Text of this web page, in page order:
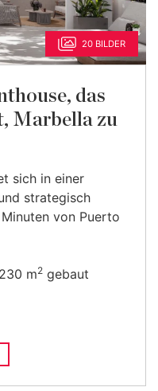
20 BILDER
das
Marbella zu
sich in einer
strategisch
von Puerto
230 m2 gebaut